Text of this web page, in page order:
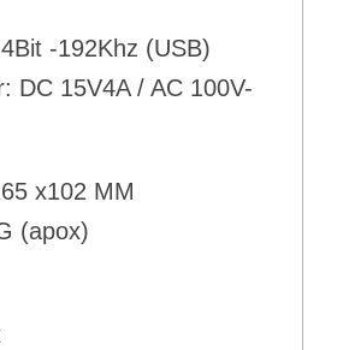
-192Khz (USB)
DC 15V4A / AC 100V-
x102 MM
(apox)